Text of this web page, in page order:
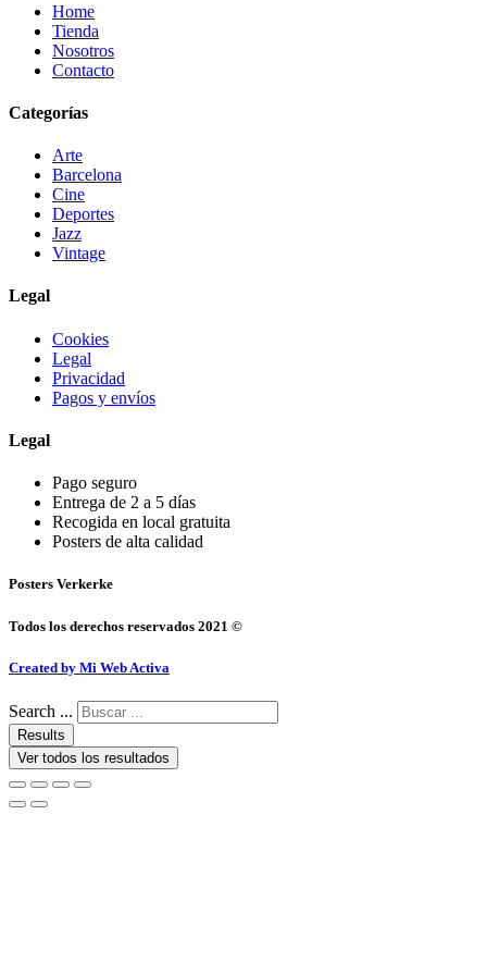
Home
Tienda
Nosotros
Contacto
Categorías
Arte
Barcelona
Cine
Deportes
Jazz
Vintage
Legal
Cookies
Legal
Privacidad
Pagos y envíos
Legal
Pago seguro
Entrega de 2 a 5 días
Recogida en local gratuita
Posters de alta calidad
Posters Verkerke
Todos los derechos reservados 2021 ©
Created by Mi Web Activa
Search ...
Results
Ver todos los resultados